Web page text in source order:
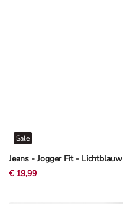
Jeans - Jogger Fit - Lichtblauw
Sale
€ 19,99